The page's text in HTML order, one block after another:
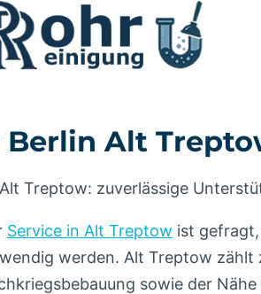
Berlin Alt
Treptow: zuverlässige
Service in Alt Treptow ist
werden. Alt Treptow
sowie der